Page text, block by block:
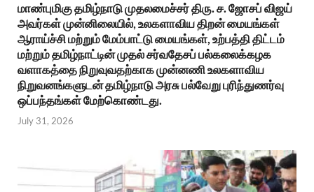
மாண்புமிகு தமிழ்நாடு முதலமைச்சர் திரு. ச. ஜோசப் விஜய்
அவர்கள் முன்னிலையில், உலகளாவிய திறன் மையங்கள்
ஆராய்ச்சி மற்றும் மேம்பாட்டு மையங்கள், உற்பத்தி திட்டம்
மற்றும் தமிழ்நாட்டின் முதல் சர்வதேசப் பல்கலைக்கழக
வளாகத்தை நிறுவுவதற்காக முன்னணி உலகளாவிய
நிறுவனங்களுடன் தமிழ்நாடு அரசு பல்வேறு புரிந்துணர்வு
ஒப்பந்தங்கள் மேற்கொண்டது.
July 31, 2026